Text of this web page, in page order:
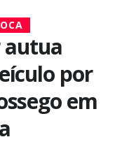
autua
por
em